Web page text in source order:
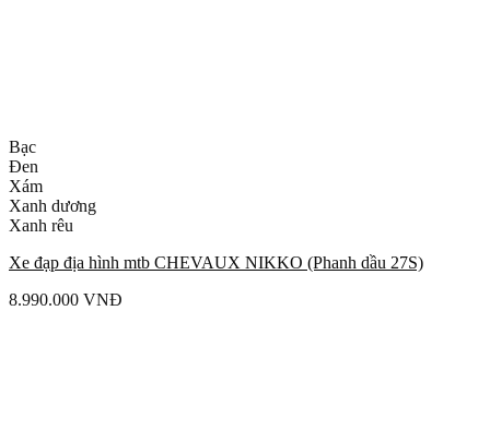
Bạc
Đen
Xám
Xanh dương
Xanh rêu
Xe đạp địa hình mtb CHEVAUX NIKKO (Phanh dầu 27S)
8.990.000 VNĐ